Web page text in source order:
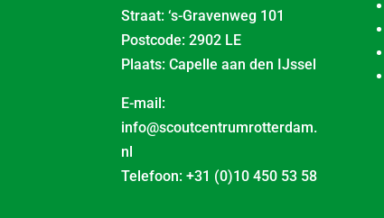
Straat: ‘s-Gravenweg 101
Postcode: 2902 LE
Plaats: Capelle aan den IJssel
E-mail:
info@scoutcentrumrotterdam.
nl
Telefoon:+31 (0)10 450 53 58